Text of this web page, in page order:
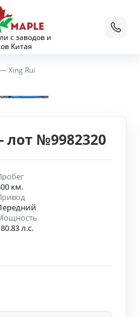
с заводов и
Китая
Xing Rui
лот №9982320
км.
л.с.